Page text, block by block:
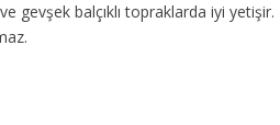
gevşek balçıklı topraklarda iyi